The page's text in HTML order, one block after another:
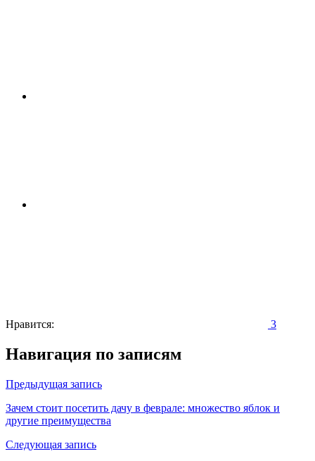
Нравится: 3
Навигация по записям
Предыдущая запись
Зачем стоит посетить дачу в феврале: множество яблок и
другие преимущества
Следующая запись